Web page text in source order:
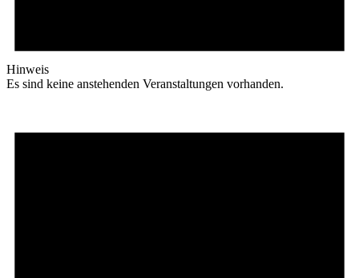
Hinweis
Es sind keine anstehenden Veranstaltungen vorhanden.